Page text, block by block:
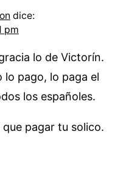
dice:
pm
lo de Victorín.
lo pago, lo paga el
los españoles.
pagar tu solico.